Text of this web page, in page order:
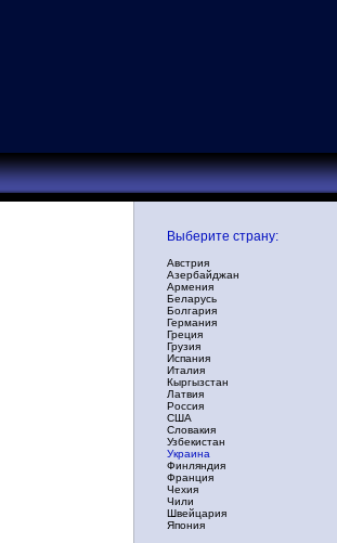
Выберите страну:
Австрия
Азербайджан
Армения
Беларусь
Болгария
Германия
Греция
Грузия
Испания
Италия
Кыргызстан
Латвия
Россия
США
Словакия
Узбекистан
Украина
Финляндия
Франция
Чехия
Чили
Швейцария
Япония